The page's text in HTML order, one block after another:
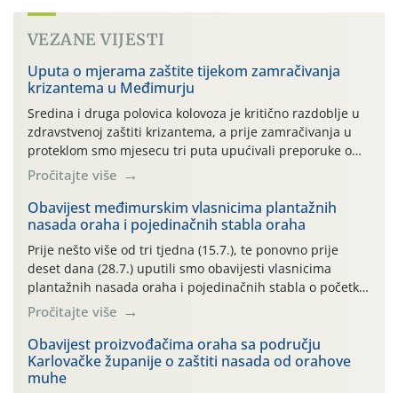
VEZANE VIJESTI
Uputa o mjerama zaštite tijekom zamračivanja
krizantema u Međimurju
Sredina i druga polovica kolovoza je kritično razdoblje u
zdravstvenoj zaštiti krizantema, a prije zamračivanja u
proteklom smo mjesecu tri puta upućivali preporuke o
preventivnim mjerama zaštite krizantema od najčešćih
uzročnika bolesti, štetnika i fito-fagnih grinja (23.7., 14.7.,
06.7.)! Na početku ovog mjeseca je zabilježeno je
povijesno i ekstremno vruće meteorološko razdoblje, uz
najviše temperature […]
Pročitajte više
Obavijest međimurskim vlasnicima plantažnih
nasada oraha i pojedinačnih stabla oraha
Prije nešto više od tri tjedna (15.7.), te ponovno prije
deset dana (28.7.) uputili smo obavijesti vlasnicima
plantažnih nasada oraha i pojedinačnih stabla o početku
leta i ovogodišnjoj potrebi usmjerenog suzbijanja
orahove muhe (Rhagoletis completa)! Već dvanaest dana
traje drugi ovogodišnji “toplinski udar”, koji naročito
izražen zadnja šest dana (31.7.-05.8.), jer najviše
temperature zraka svakodnevno […]
Pročitajte više
Obavijest proizvođačima oraha sa području
Karlovačke županije o zaštiti nasada od orahove
muhe